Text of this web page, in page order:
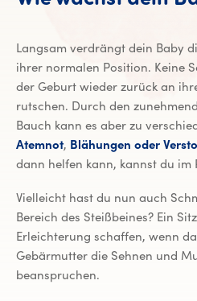
Langsam verdrängt dein Baby
ihrer normalen Position. Keine
der Geburt wieder zurück an
rutschen. Durch den
Bauch kann es aber zu
Atemnot, Blähungen oder
dann helfen kann, kannst du im
Vielleicht hast du nun auch
Bereich des Steißbeines? Ein
Erleichterung schaffen, wenn
Gebärmutter die Sehnen und
beanspruchen.